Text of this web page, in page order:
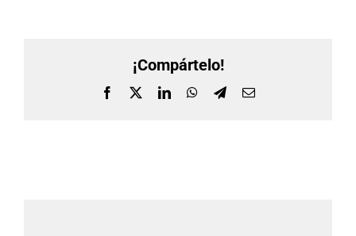
¡Compártelo!
Facebook LinkedInWhatsApp
TelegramCorreo